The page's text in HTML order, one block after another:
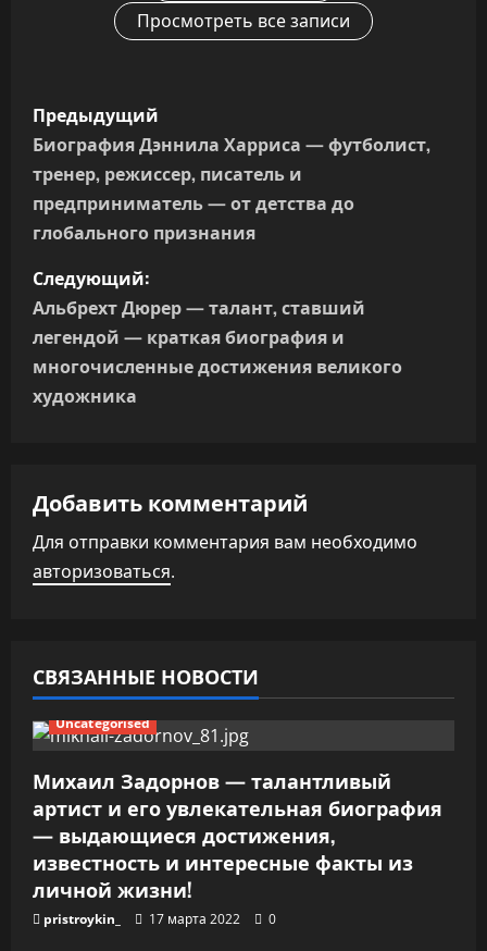
Просмотреть все записи
Н
а
в
и
г
а
ц
п
о
п
и
с
я
м
Предыдущий
Биография Дэннила Харриса — футболист,
тренер, режиссер, писатель и
предприниматель — от детства до
глобального признания
Следующий:
Альбрехт Дюрер — талант, ставший
легендой — краткая биография и
многочисленные достижения великого
художника
Добавить комментарий
Для отправки комментария вам необходимо
авторизоваться.
СВЯЗАННЫЕ НОВОСТИ
Uncategorised
Михаил Задорнов — талантливый
артист и его увлекательная биография
— выдающиеся достижения,
известность и интересные факты из
личной жизни!
pristroykin_ 17 марта 2022 0